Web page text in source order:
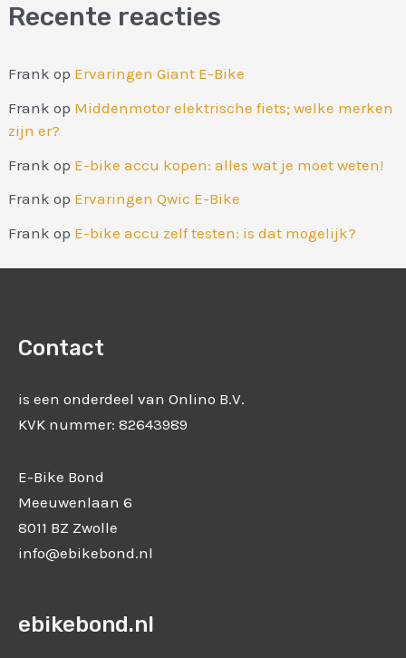
Recente reacties
Frank op Ervaringen Giant E-Bike
Frank op Middenmotor elektrische fiets; welke merken
zijn er?
Frank op E-bike accu kopen: alles wat je moet weten!
Frank op Ervaringen Qwic E-Bike
Frank op E-bike accu zelf testen: is dat mogelijk?
Contact
is een onderdeel van Onlino B.V.
KVK nummer: 82643989
E-Bike Bond
Meeuwenlaan 6
8011 BZ Zwolle
info@ebikebond.nl
ebikebond.nl